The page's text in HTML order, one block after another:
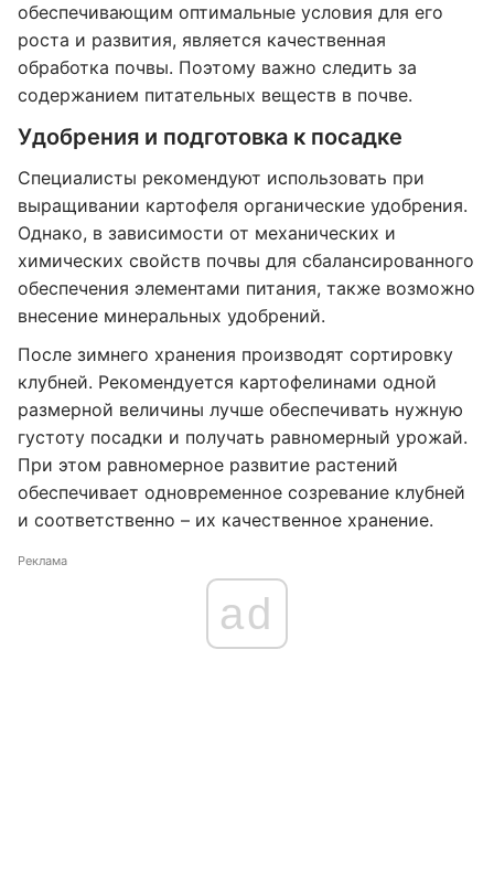
обеспечивающим оптимальные условия для его
роста и развития, является качественная
обработка почвы. Поэтому важно следить за
содержанием питательных веществ в почве.
Удобрения и подготовка к посадке
Специалисты рекомендуют использовать при
выращивании картофеля органические удобрения.
Однако, в зависимости от механических и
химических свойств почвы для сбалансированного
обеспечения элементами питания, также возможно
внесение минеральных удобрений.
После зимнего хранения производят сортировку
клубней. Рекомендуется картофелинами одной
размерной величины лучше обеспечивать нужную
густоту посадки и получать равномерный урожай.
При этом равномерное развитие растений
обеспечивает одновременное созревание клубней
и соответственно – их качественное хранение.
Реклама
ad